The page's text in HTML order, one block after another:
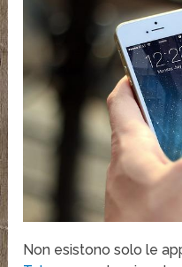
Non esistono solo le